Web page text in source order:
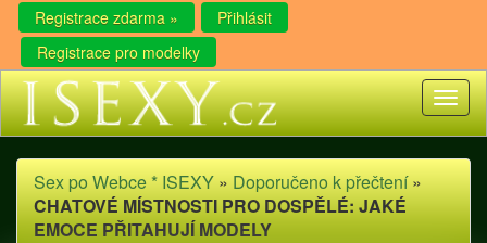
Registrace zdarma »
Přihlásit
Registrace pro modelky
Sex po Webce * ISEXY » Doporučeno k přečtení»
CHATOVÉ MÍSTNOSTI PRO DOSPĚLÉ: JAKÉ
EMOCE PŘITAHUJÍ MODELY